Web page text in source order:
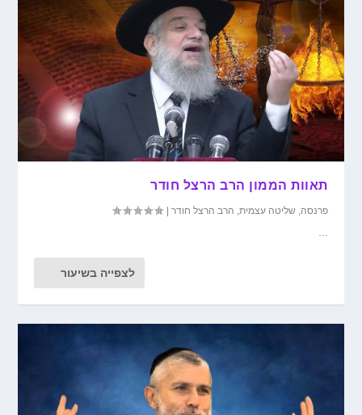
תאוות הממון הרב הרצל חודר
פרנסה,שליטה עצמית, הרב הרצל חודר |
לצפייה בשיעור